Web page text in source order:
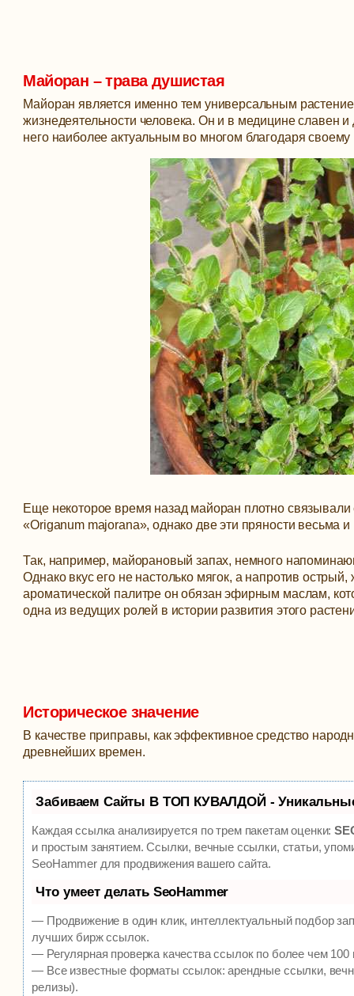
Майоран – трава душистая
Майоран является именно тем универсальным
жизнедеятельности человека. Он и в медицине славен
него наиболее актуальным во многом благодаря
Еще некоторое время назад майоран плотно связывали
«Оriganum majоrana», однако две эти пряности весьма
Так, например, майорановый запах, немного
Однако вкус его не настолько мягок, а напротив
ароматической палитре он обязан эфирным маслам,
одна из ведущих ролей в истории развития этого
Историческое значение
В качестве приправы, как эффективное средство
древнейших времен.
Забиваем Сайты В ТОП КУВАЛДОЙ -
Каждая ссылка анализируется по трем пакетам оценки:
и простым занятием. Ссылки, вечные ссылки, статьи,
SeoHammer для продвижения вашего сайта.
Что умеет делать SeoHammer
— Продвижение в один клик, интеллектуальный подбор
лучших бирж ссылок.
— Регулярная проверка качества ссылок по более чем
— Все известные форматы ссылок: арендные ссылки,
релизы).